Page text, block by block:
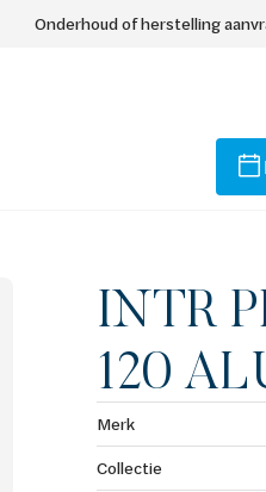
Onderhoud of herstelling
INTR
120
Merk
Collectie